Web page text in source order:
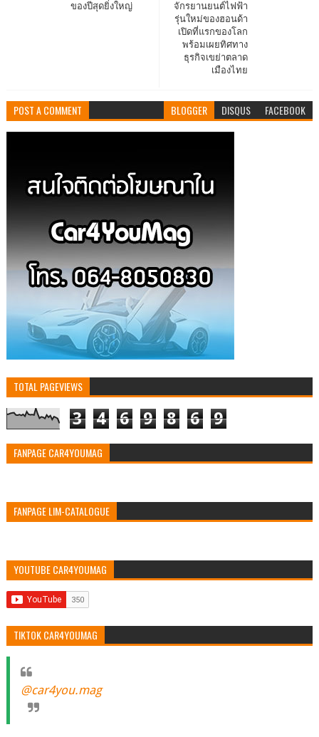
จักรยานยนต์ไฟฟ้า
รุ่นใหม่ของฮอนด้า
เปิดที่แรกของโลก
พร้อมเผยทิศทาง
ธุรกิจเขย่าตลาด
เมืองไทย
ของปีสุดยิ่งใหญ่
POST A COMMENT BLOGGER DISQUS FACEBOOK
TOTAL PAGEVIEWS
3 4 6 9 8 6 9
FANPAGE CAR4YOUMAG
FANPAGE LIM-CATALOGUE
YOUTUBE CAR4YOUMAG
TIKTOK CAR4YOUMAG
@car4you.mag